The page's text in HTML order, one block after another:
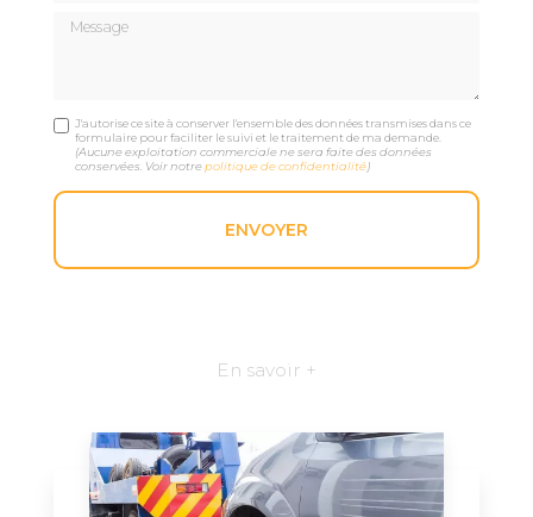
Message
J'autorise ce site à conserver l'ensemble des données transmises dans ce
formulaire pour faciliter le suivi et le traitement de ma demande.
(Aucune exploitation commerciale ne sera faite des données
conservées. Voir notrepolitique de confidentialité)
En savoir +